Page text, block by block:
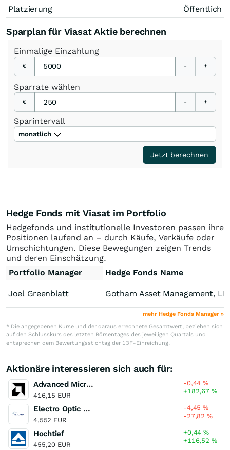
Platzierung Öffentlich
Sparplan für Viasat Aktie berechnen
Einmalige Einzahlung
€ - +
Sparrate wählen
€ - +
Sparintervall
monatlich
Jetzt berechnen
Hedge Fonds mit Viasat im Portfolio
Hedgefonds und institutionelle Investoren passen ihre
Positionen laufend an – durch Käufe, Verkäufe oder
Umschichtungen. Diese Bewegungen zeigen Trends
und deren Einschätzung.
Portfolio Manager
Hedge Fonds Name
Joel Greenblatt Gotham Asset Management,
mehr Hedge Fonds Manager »
* Die angegebenen Kurse und der daraus errechnete Gesamtwert, beziehen sich
auf den Schlusskurs des letzten Börsentages des jeweiligen Quartals und
entsprechen dem Bewertungsstichtag der 13F-Einreichung.
Aktionäre interessieren sich auch für:
Advanced Micro Devices
416,15 EUR
-0,44%
+182,67 %
Electro Optic Systems
4,552 EUR
-4,45%
-27,82%
Hochtief
455,20 EUR
+0,44%
+116,52 %